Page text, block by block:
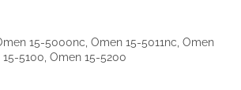
15-5000nc, Omen 15-5011nc, Omen
5100, Omen 15-5200